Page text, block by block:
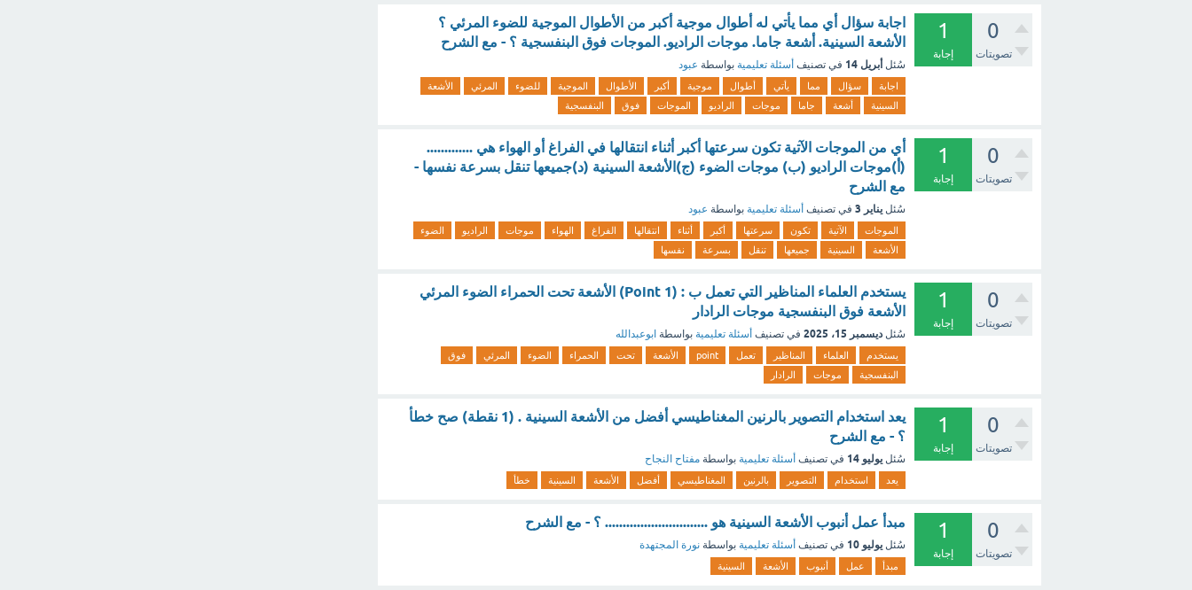
0
تصويتات
1
إجابة
اجابة سؤال أي مما يأتي له أطوال موجية أكبر من الأطوال الموجية للضوء المرئي ؟
الأشعة السينية. أشعة جاما. موجات الراديو. الموجات فوق البنفسجية ؟ - مع الشرح
سُئل أبريل 14 في تصنيف أسئلة تعليمية بواسطة عبود
اجابة سؤال مما يأتي أطوال موجية أكبر الأطوال الموجية للضوء المرئي
الأشعة
السينية
أشعة جاما موجات الراديو الموجات فوق البنفسجية
0
تصويتات
1
إجابة
أي من الموجات الآتية تكون سرعتها أكبر أثناء انتقالها في الفراغ أو الهواء هي .............
(أ)موجات الراديو (ب) موجات الضوء (ج)الأشعة السينية (د)جميعها تنقل بسرعة نفسها -
مع الشرح
سُئل يناير 3 في تصنيف أسئلة تعليمية بواسطة عبود
الموجات الآتية تكون سرعتها أكبر أثناء انتقالها الفراغ الهواء موجات الراديو
الضوء
الأشعة
السينية جميعها تنقل بسرعة نفسها
0
تصويتات
1
إجابة
يستخدم العلماء المناظير التي تعمل ب : (1 Point) الأشعة تحت الحمراء الضوء المرئي
الأشعة فوق البنفسجية موجات الرادار
سُئل ديسمبر 15، 2025 في تصنيف أسئلة تعليمية بواسطة ابوعبدالله
يستخدم العلماء المناظير تعمل point الأشعة تحت الحمراء الضوء المرئي
فوق
البنفسجية
موجات الرادار
0
تصويتات
1
إجابة
يعد استخدام التصوير بالرنين المغناطيسي أفضل من الأشعة السينية . (1 نقطة) صح خطأ
؟ - مع الشرح
سُئل يوليو 14 في تصنيف أسئلة تعليمية بواسطة مفتاح النجاح
يعد استخدام التصوير بالرنين المغناطيسي أفضل الأشعة السينية خطأ
0
تصويتات
1
إجابة
مبدأ عمل أنبوب الأشعة السينية هو ............................. ؟ - مع الشرح
سُئل يوليو 10 في تصنيف أسئلة تعليمية بواسطة نورة المجتهدة
مبدأ عمل أنبوب الأشعة السينية